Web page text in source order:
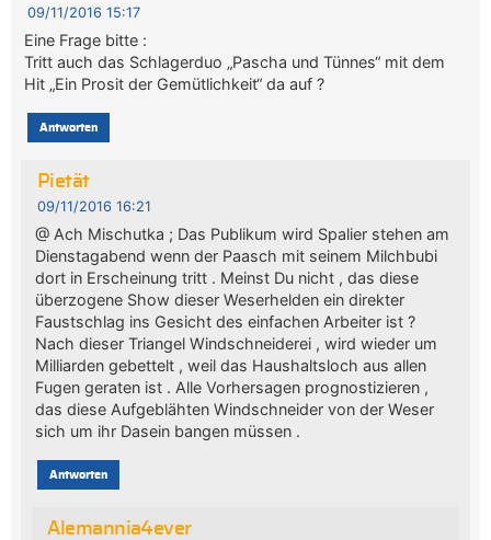
09/11/2016 15:17
Eine Frage bitte :
Tritt auch das Schlagerduo „Pascha und Tünnes“ mit dem
Hit „Ein Prosit der Gemütlichkeit“ da auf ?
Antworten
Pietät
09/11/2016 16:21
@ Ach Mischutka ; Das Publikum wird Spalier stehen am
Dienstagabend wenn der Paasch mit seinem Milchbubi
dort in Erscheinung tritt . Meinst Du nicht , das diese
überzogene Show dieser Weserhelden ein direkter
Faustschlag ins Gesicht des einfachen Arbeiter ist ?
Nach dieser Triangel Windschneiderei , wird wieder um
Milliarden gebettelt , weil das Haushaltsloch aus allen
Fugen geraten ist . Alle Vorhersagen prognostizieren ,
das diese Aufgeblähten Windschneider von der Weser
sich um ihr Dasein bangen müssen .
Antworten
Alemannia4ever